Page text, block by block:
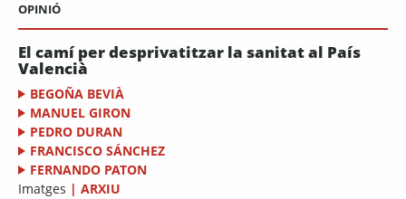
OPINIÓ
El camí per desprivatitzar la sanitat al País
Valencià
BEGOÑA BEVIÀ
MANUEL GIRON
PEDRO DURAN
FRANCISCO SÁNCHEZ
FERNANDO PATON
Imatges | ARXIU